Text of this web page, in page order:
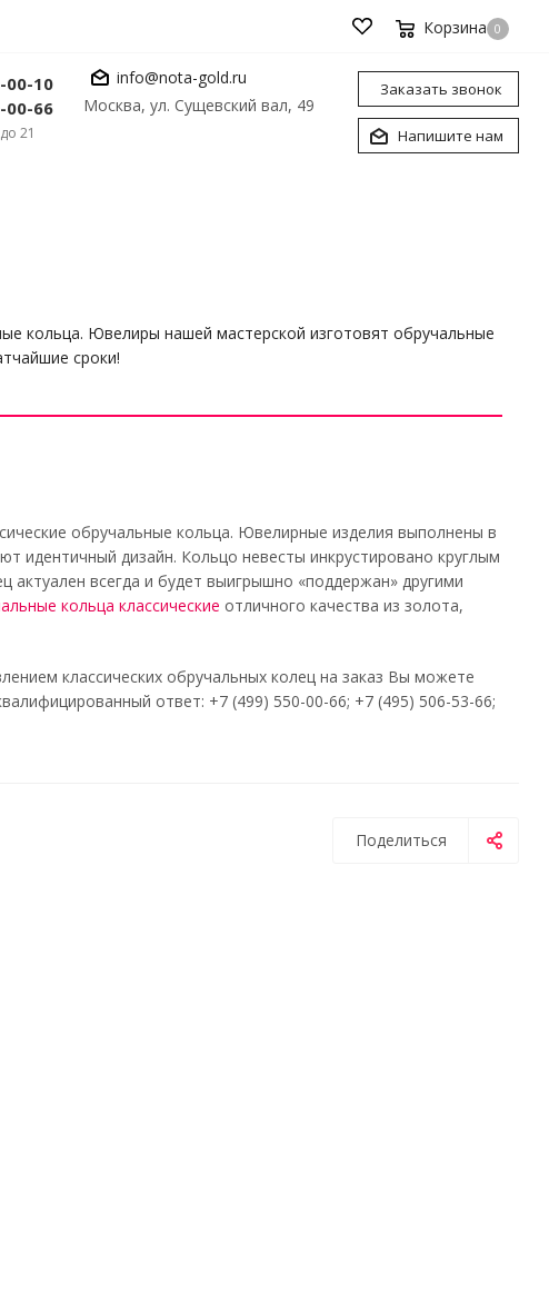
Корзина 0
00-10
00-66
21
info@nota-gold.ru
Москва, ул. Сущевский вал, 49
Заказать звонок
Напишите нам
кольца. Ювелиры нашей мастерской изготовят обручальные
сроки!
обручальные кольца. Ювелирные изделия выполнены в
идентичный дизайн. Кольцо невесты инкрустировано круглым
всегда и будет выигрышно «поддержан» другими
кольца классические отличного качества из золота,
классических обручальных колец на заказ Вы можете
ответ: +7 (499) 550-00-66; +7 (495) 506-53-66;
Поделиться